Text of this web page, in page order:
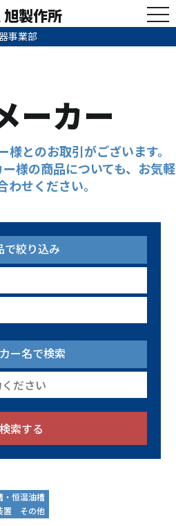
製作所
事業部
ーカー
とのお取引がございます。
様の商品についても、お気軽
わせください。
で絞り込み
ー名で検索
・恒温油槽
置
その他